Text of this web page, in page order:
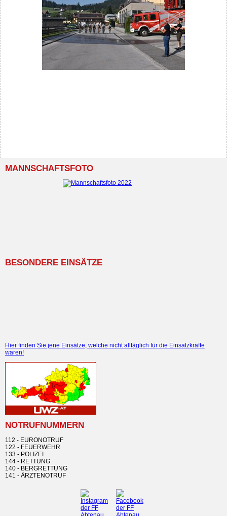
MANNSCHAFTSFOTO
BESONDERE EINSÄTZE
Hier finden Sie jene Einsätze, welche nicht alltäglich für die Einsatzkräfte
waren!
NOTRUFNUMMERN
112 - EURONOTRUF
122 - FEUERWEHR
133 - POLIZEI
144 - RETTUNG
140 - BERGRETTUNG
141 - ÄRZTENOTRUF